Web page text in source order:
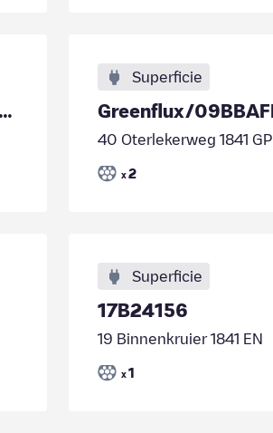
Greenflux/5234a11d-3b1a-4661-a3f6-7fcfa351a26c
Superficie
40 Oterlekerweg 1841 GP
x 2
Superficie
17B24156
19 Binnenkruier 1841 EN
x 1